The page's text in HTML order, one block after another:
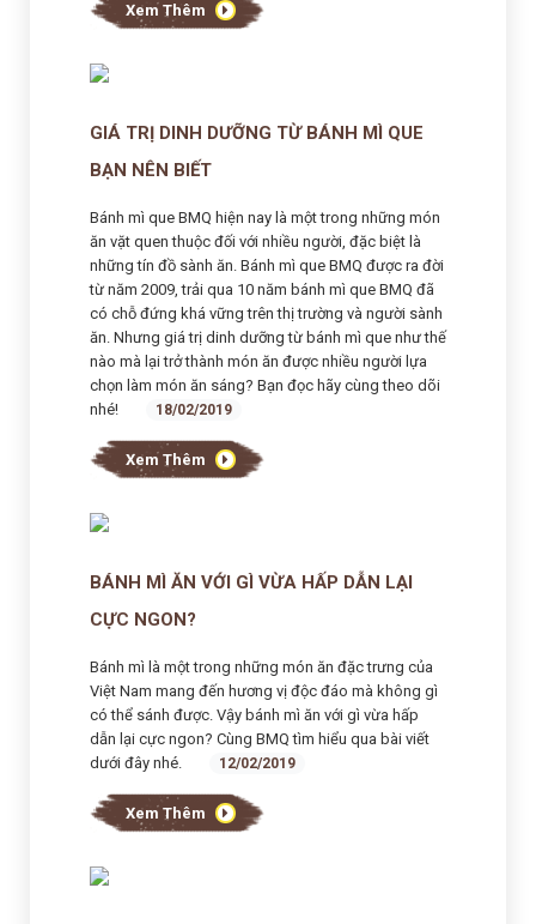
Xem Thêm
GIÁ TRỊ DINH DƯỠNG TỪ BÁNH MÌ QUE
BẠN NÊN BIẾT
Bánh mì que BMQ hiện nay là một trong những món
ăn vặt quen thuộc đối với nhiều người, đặc biệt là
những tín đồ sành ăn. Bánh mì que BMQ được ra đời
từ năm 2009, trải qua 10 năm bánh mì que BMQ đã
có chỗ đứng khá vững trên thị trường và người sành
ăn. Nhưng giá trị dinh dưỡng từ bánh mì que như thế
nào mà lại trở thành món ăn được nhiều người lựa
chọn làm món ăn sáng? Bạn đọc hãy cùng theo dõi
nhé!
18/02/2019
Xem Thêm
BÁNH MÌ ĂN VỚI GÌ VỪA HẤP DẪN LẠI
CỰC NGON?
Bánh mì là một trong những món ăn đặc trưng của
Việt Nam mang đến hương vị độc đáo mà không gì
có thể sánh được. Vậy bánh mì ăn với gì vừa hấp
dẫn lại cực ngon? Cùng BMQ tìm hiểu qua bài viết
dưới đây nhé.
12/02/2019
Xem Thêm